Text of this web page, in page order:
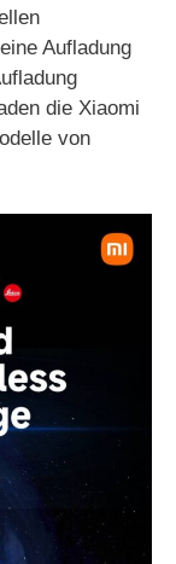
Aufladung
die Xiaomi
von